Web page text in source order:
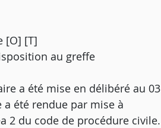
[O] [T]
au greffe
a été mise en délibéré au 03
a été rendue par mise à
2 du code de procédure civile.